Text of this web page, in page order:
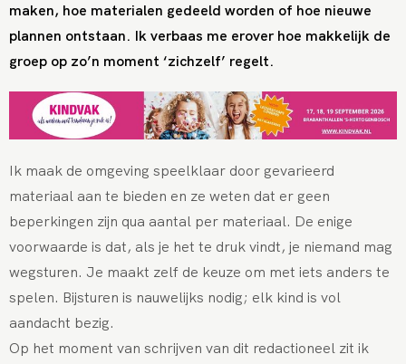
maken, hoe materialen gedeeld worden of hoe nieuwe
plannen ontstaan. Ik verbaas me erover hoe makkelijk de
groep op zo’n moment ‘zichzelf’ regelt.
Ik maak de omgeving speelklaar door gevarieerd
materiaal aan te bieden en ze weten dat er geen
beperkingen zijn qua aantal per materiaal. De enige
voorwaarde is dat, als je het te druk vindt, je niemand mag
wegsturen. Je maakt zelf de keuze om met iets anders te
spelen. Bijsturen is nauwelijks nodig; elk kind is vol
aandacht bezig.
Op het moment van schrijven van dit redactioneel zit ik